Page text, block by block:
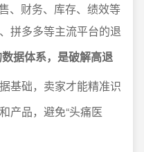
、财务、库存、绩效等
拼多多等主流平台的退
据体系，是破解高退
基础，卖家才能精准识
产品，避免“头痛医